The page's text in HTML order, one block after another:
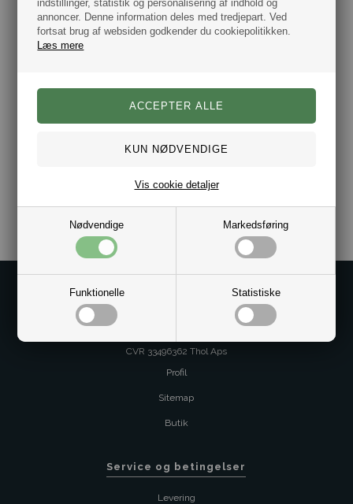
indstillinger, statistik og personalisering af indhold og
annoncer. Denne information deles med tredjepart. Ved
fortsat brug af websiden godkender du cookiepolitikken.
Læs mere
Nødvendige Markedsføring
Funktionelle Statistiske
Vis cookie detaljer
Mål: Højde 9,5 cm, Bredde 11,5 cm.
Rum til 6 kort.
2 lommer til sedler.
Møntrum med knap.
Mærke: Burkely
Kundeservice@bestman.dk
CVR 33496362 Thol Aps
Profil
Sitemap
Butik
Service og betingelser
Levering